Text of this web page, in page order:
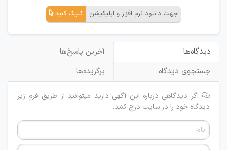
جهت دانلود نرم افزار و اپلیکیشن کلیک کنید
دیدگاه‌ها
آخرین پاسخ‌ها
جستجوی دیدگاه
برگزیده‌ها
اگر دیدگاهی درباره این آگهی دارید میتوانید از طریق فرم زیر
دیدگاه خود را در سایت درج کنید.